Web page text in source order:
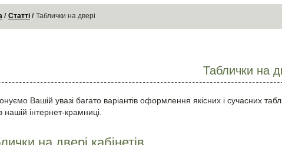
Статті Таблички на двері
Таблички на
Вашій увазі багато варіантів оформлення якісних і сучасних
нашій інтернет-крамниці.